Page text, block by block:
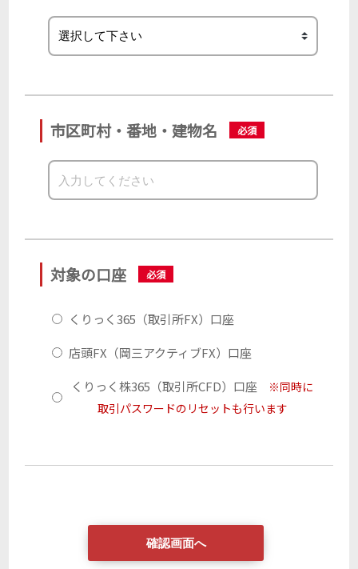
市区町村・番地・建物名
対象の口座
くりっく365（取引所FX）口座
店頭FX（岡三アクティブFX）口座
くりっく株365（取引所CFD）口座